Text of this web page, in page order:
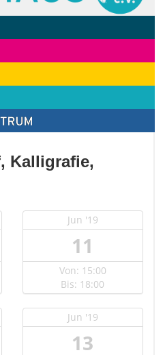
Kalligrafie,
Jun '19
11
Von: 15:00
Bis: 18:00
Jun '19
13